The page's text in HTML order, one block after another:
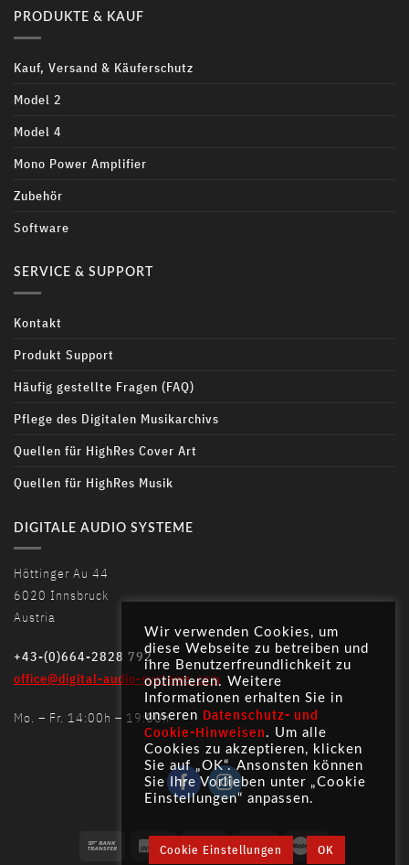
PRODUKTE & KAUF
Kauf, Versand & Käuferschutz
Model 2
Model 4
Mono Power Amplifier
Zubehör
Software
SERVICE & SUPPORT
Kontakt
Produkt Support
Häufig gestellte Fragen (FAQ)
Pflege des Digitalen Musikarchivs
Quellen für HighRes Cover Art
Quellen für HighRes Musik
DIGITALE AUDIO SYSTEME
Höttinger Au 44
6020 Innsbruck
Austria
+43-(0)664-2828 792
office@digital-audio-systems.com
Mo. – Fr. 14:00h – 19:00h
Wir verwenden Cookies, um
diese Webseite zu betreiben und
ihre Benutzerfreundlichkeit zu
optimieren. Weitere
Informationen erhalten Sie in
unseren Datenschutz- und
Cookie-Hinweisen . Um alle
Cookies zu akzeptieren, klicken
Sie auf „OK“. Ansonsten können
Sie Ihre Vorlieben unter „Cookie
Einstellungen“ anpassen.
Cookie Einstellungen OK